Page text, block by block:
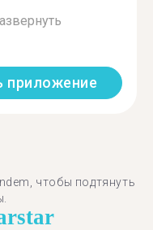
приложение
чтобы подтянуть
star